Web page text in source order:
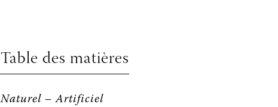
Table des matières
Naturel – Artificiel